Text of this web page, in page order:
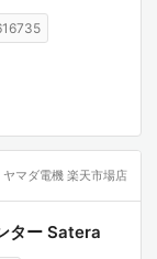
ヤマダ電機 楽天市場店
ター Satera